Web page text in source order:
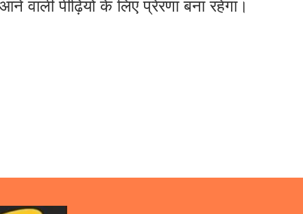
वाली पीढ़ियों के लिए प्रेरणा बना रहेगा।